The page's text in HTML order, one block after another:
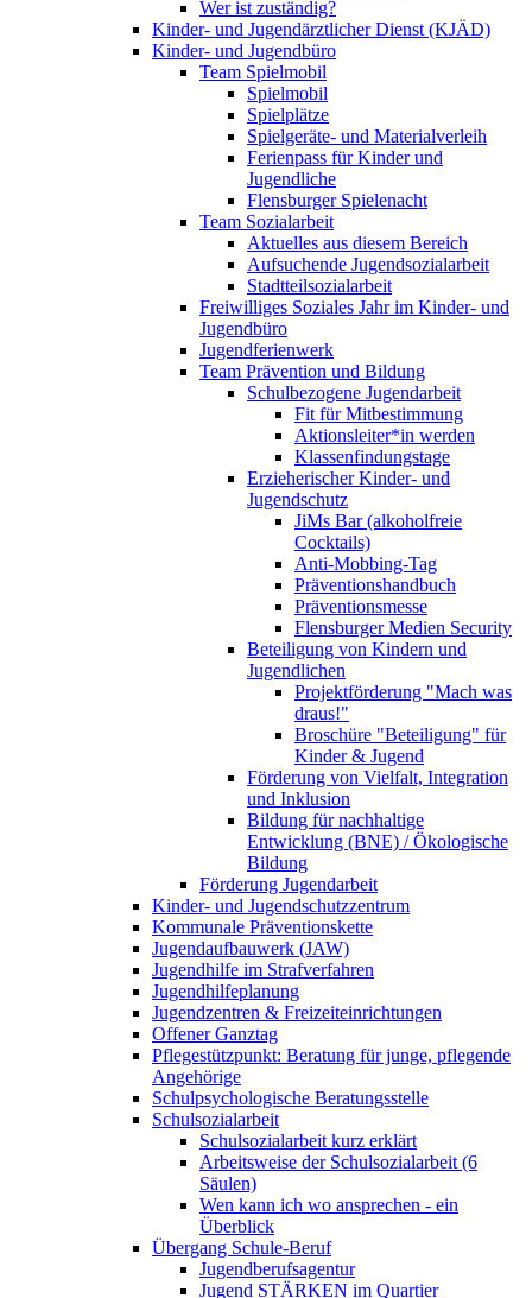
Wer ist zuständig?
Kinder- und Jugendärztlicher Dienst (KJÄD)
Kinder- und Jugendbüro
Team Spielmobil
Spielmobil
Spielplätze
Spielgeräte- und Materialverleih
Ferienpass für Kinder und
Jugendliche
Flensburger Spielenacht
Team Sozialarbeit
Aktuelles aus diesem Bereich
Aufsuchende Jugendsozialarbeit
Stadtteilsozialarbeit
Freiwilliges Soziales Jahr im Kinder- und
Jugendbüro
Jugendferienwerk
Team Prävention und Bildung
Schulbezogene Jugendarbeit
Fit für Mitbestimmung
Aktionsleiter*in werden
Klassenfindungstage
Erzieherischer Kinder- und
Jugendschutz
JiMs Bar (alkoholfreie
Cocktails)
Anti-Mobbing-Tag
Präventionshandbuch
Präventionsmesse
Flensburger Medien Security
Beteiligung von Kindern und
Jugendlichen
Projektförderung "Mach was
draus!"
Broschüre "Beteiligung" für
Kinder & Jugend
Förderung von Vielfalt, Integration
und Inklusion
Bildung für nachhaltige
Entwicklung (BNE) / Ökologische
Bildung
Förderung Jugendarbeit
Kinder- und Jugendschutzzentrum
Kommunale Präventionskette
Jugendaufbauwerk (JAW)
Jugendhilfe im Strafverfahren
Jugendhilfeplanung
Jugendzentren & Freizeiteinrichtungen
Offener Ganztag
Pflegestützpunkt: Beratung für junge, pflegende
Angehörige
Schulpsychologische Beratungsstelle
Schulsozialarbeit
Schulsozialarbeit kurz erklärt
Arbeitsweise der Schulsozialarbeit (6
Säulen)
Wen kann ich wo ansprechen - ein
Überblick
Übergang Schule-Beruf
Jugendberufsagentur
Jugend STÄRKEN im Quartier